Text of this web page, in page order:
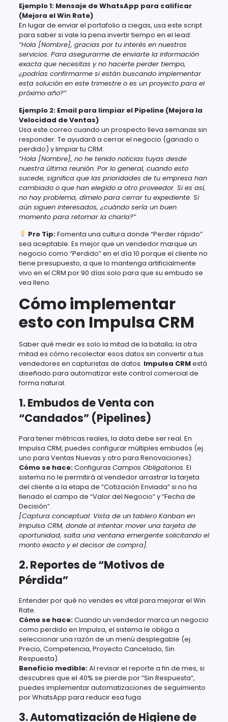
Ejemplo 1: Mensaje de WhatsApp para calificar
(Mejora el Win Rate)
En lugar de enviar el portafolio a ciegas, usa este script
para saber si vale la pena invertir tiempo en el lead:
“Hola [Nombre], gracias por tu interés en nuestros
servicios. Para asegurarme de enviarte la información
exacta que necesitas y no hacerte perder tiempo,
¿podrías confirmarme si están buscando implementar
esta solución en este trimestre o es un proyecto para el
próximo año?”
Ejemplo 2: Email para limpiar el Pipeline (Mejora la
Velocidad de Ventas)
Usa este correo cuando un prospecto lleva semanas sin
responder. Te ayudará a cerrar el negocio (ganado o
perdido) y limpiar tu CRM:
“Hola [Nombre], no he tenido noticias tuyas desde
nuestra última reunión. Por lo general, cuando esto
sucede, significa que las prioridades de tu empresa han
cambiado o que han elegido a otro proveedor. Si es así,
no hay problema, dímelo para cerrar tu expediente. Si
aún siguen interesados, ¿cuándo sería un buen
momento para retomar la charla?”
Pro Tip:Fomenta una cultura donde “Perder rápido”
sea aceptable. Es mejor que un vendedor marque un
negocio como “Perdido” en el día 10 porque el cliente no
tiene presupuesto, a que lo mantenga artificialmente
vivo en el CRM por 90 días solo para que su embudo se
vea lleno.
Cómo implementar
esto con Impulsa CRM
Saber qué medir es solo la mitad de la batalla; la otra
mitad es cómo recolectar esos datos sin convertir a tus
vendedores en capturistas de datos. Impulsa CRMestá
diseñado para automatizar este control comercial de
forma natural.
1. Embudos de Venta con
“Candados” (Pipelines)
Para tener métricas reales, la data debe ser real. En
Impulsa CRM, puedes configurar múltiples embudos (ej.
uno para Ventas Nuevas y otro para Renovaciones).
Cómo se hace:Configuras Campos Obligatorios. El
sistema no le permitirá al vendedor arrastrar la tarjeta
del cliente a la etapa de “Cotización Enviada” si no ha
llenado el campo de “Valor del Negocio” y “Fecha de
Decisión”.
[Captura conceptual: Vista de un tablero Kanban en
Impulsa CRM, donde al intentar mover una tarjeta de
oportunidad, salta una ventana emergente solicitando el
monto exacto y el decisor de compra].
2. Reportes de “Motivos de
Pérdida”
Entender por qué no vendes es vital para mejorar el Win
Rate.
Cómo se hace:Cuando un vendedor marca un negocio
como perdido en Impulsa, el sistema le obliga a
seleccionar una razón de un menú desplegable (ej.
Precio, Competencia, Proyecto Cancelado, Sin
Respuesta).
Beneficio medible:Al revisar el reporte a fin de mes, si
descubres que el 40% se pierde por “Sin Respuesta”,
puedes implementar automatizaciones de seguimiento
por WhatsApp para reducir esa fuga.
3. Automatización de Higiene de